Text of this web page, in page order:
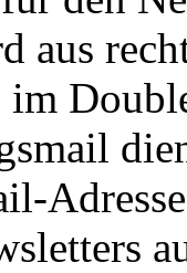
aus